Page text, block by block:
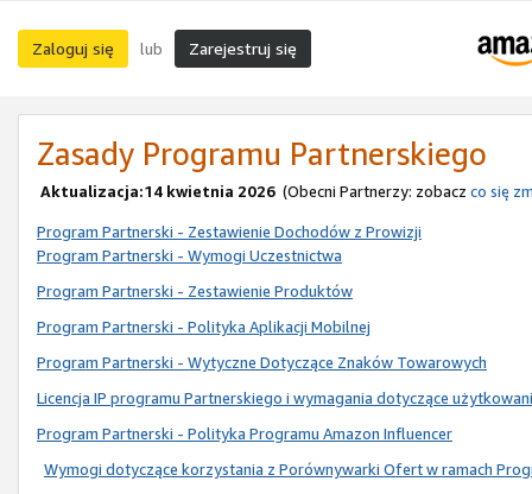
Zaloguj się lub Zarejestruj się
Zasady Programu Partnerskiego
Aktualizacja:14 kwietnia 2026 (Obecni Partnerzy: zobacz co się
Program Partnerski - Zestawienie Dochodów z Prowizji
Program Partnerski - Wymogi Uczestnictwa
Program Partnerski - Zestawienie Produktów
Program Partnerski - Polityka Aplikacji Mobilnej
Program Partnerski - Wytyczne Dotyczące Znaków Towarowych
Licencja IP programu Partnerskiego i wymagania dotyczące
Program Partnerski - Polityka Programu Amazon Influencer
Wymogi dotyczące korzystania z Porównywarki Ofert w ramach